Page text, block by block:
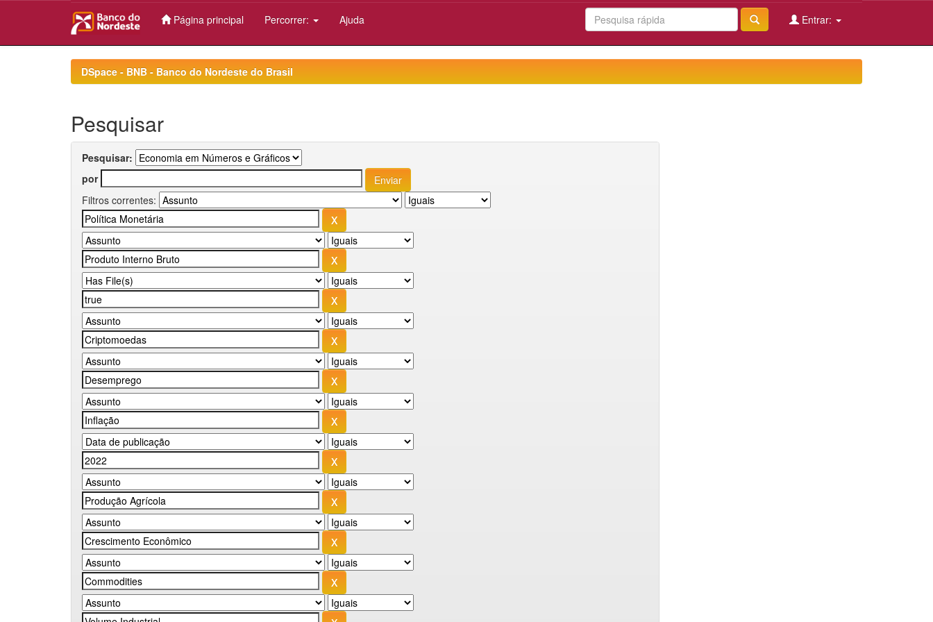
Página principal Percorrer: Ajuda Entrar:
DSpace - BNB - Banco do Nordeste do Brasil
Pesquisar
Pesquisar:
por
Filtros correntes: